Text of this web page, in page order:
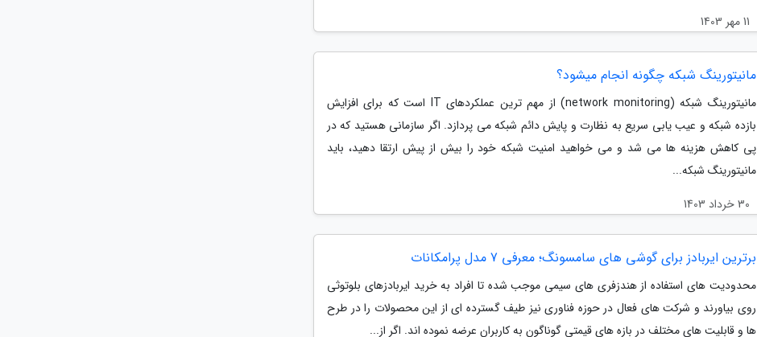
11 مهر 1403
مانیتورینگ شبکه چگونه انجام میشود؟
مانیتورینگ شبکه (network monitoring) از مهم ترین عملکردهای IT است که برای افزایش
بازده شبکه و عیب یابی سریع به نظارت و پایش دائم شبکه می پردازد. اگر سازمانی هستید که در
پی کاهش هزینه ها می شد و می خواهید امنیت شبکه خود را بیش از پیش ارتقا دهید، باید
مانیتورینگ شبکه...
30 خرداد 1403
برترین ایربادز برای گوشی های سامسونگ؛ معرفی 7 مدل پرامکانات
محدودیت های استفاده از هندزفری های سیمی موجب شده تا افراد به خرید ایربادزهای بلوتوثی
روی بیاورند و شرکت های فعال در حوزه فناوری نیز طیف گسترده ای از این محصولات را در طرح
ها و قابلیت های مختلف در بازه های قیمتی گوناگون به کاربران عرضه نموده اند. اگر از...